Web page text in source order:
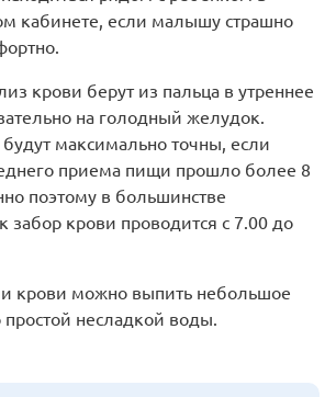
кабинете, если малышу страшно
крови берут из пальца в утреннее
на голодный желудок.
будут максимально точны, если
приема пищи прошло более 8
поэтому в большинстве
забор крови проводится с 7.00 до
крови можно выпить небольшое
простой несладкой воды.